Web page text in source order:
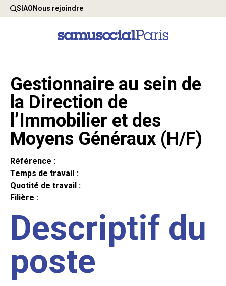
SIAONous rejoindre
Gestionnaire au sein de
la Direction de
l’Immobilier et des
Moyens Généraux (H/F)
Référence :
Temps de travail :
Quotité de travail :
Filière :
Descriptif du
poste